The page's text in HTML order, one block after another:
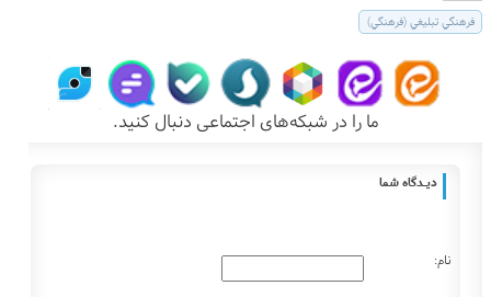
فرهنگي تبليغي (فرهنگي)
ما را در شبکه‌های اجتماعی دنبال کنید.
دیـــدگاه شما
نام: